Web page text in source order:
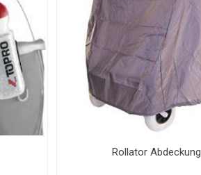
Rollator Abdeckung